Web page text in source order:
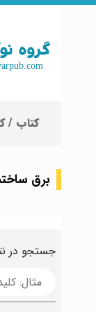
کتاب /
برق
جستجو در